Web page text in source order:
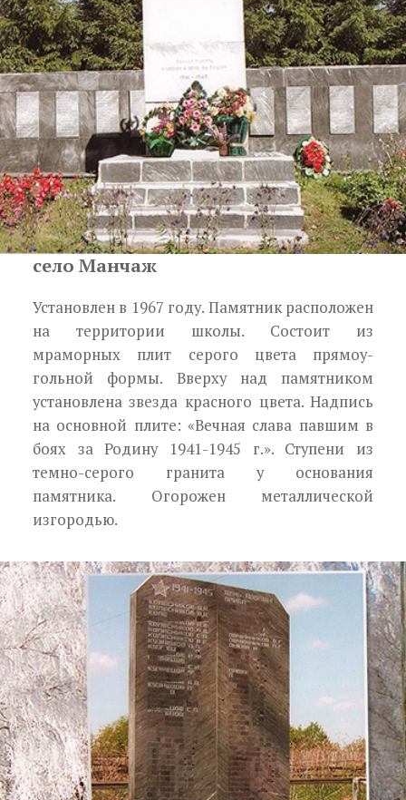
село Манчаж
Установлен в 1967 году. Памятник расположен
на территории школы. Со­стоит из
мраморных плит серого цвета прямоу­
гольной формы. Вверху над памятником
установ­лена звезда красного цвета. Надпись
на основной плите: «Вечная слава павшим в
боях за Родину 1941-1945 г.». Ступени из
темно-серого гранита у основания
памятника. Огорожен метал­лической
изгородью.